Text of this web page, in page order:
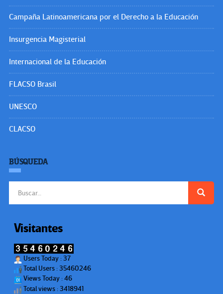
Campaña Latinoamericana por el Derecho a la Educación
Insurgencia Magisterial
Internacional de la Educación
FLACSO Brasil
UNESCO
CLACSO
BÚSQUEDA
Visitantes
Users Today : 37
Total Users : 35460246
Views Today : 46
Total views : 3418941